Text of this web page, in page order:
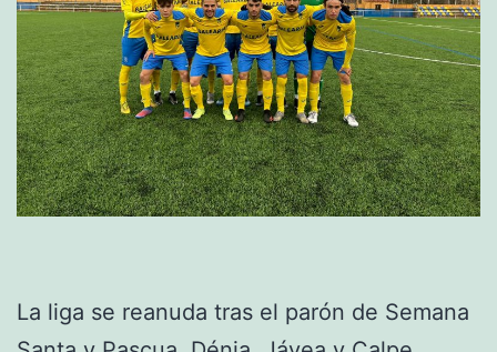
La liga se reanuda tras el parón de Semana